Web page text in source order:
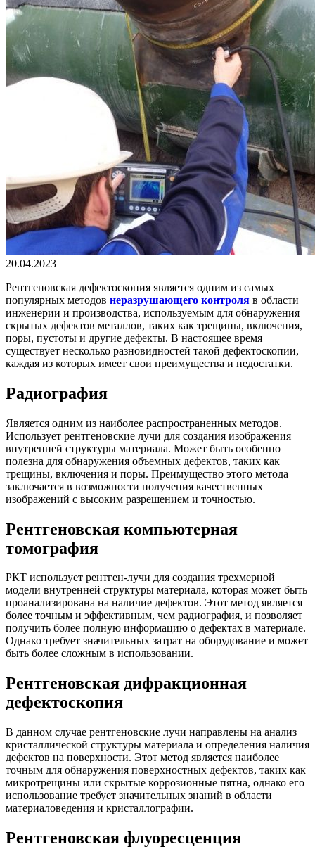
20.04.2023
Рентгеновская дефектоскопия является одним из самых
популярных методов неразрушающего контроля в области
инженерии и производства, используемым для обнаружения
скрытых дефектов металлов, таких как трещины, включения,
поры, пустоты и другие дефекты. В настоящее время
существует несколько разновидностей такой дефектоскопии,
каждая из которых имеет свои преимущества и недостатки.
Радиография
Является одним из наиболее распространенных методов.
Использует рентгеновские лучи для создания изображения
внутренней структуры материала. Может быть особенно
полезна для обнаружения объемных дефектов, таких как
трещины, включения и поры. Преимущество этого метода
заключается в возможности получения качественных
изображений с высоким разрешением и точностью.
Рентгеновская компьютерная
томография
РКТ использует рентген-лучи для создания трехмерной
модели внутренней структуры материала, которая может быть
проанализирована на наличие дефектов. Этот метод является
более точным и эффективным, чем радиография, и позволяет
получить более полную информацию о дефектах в материале.
Однако требует значительных затрат на оборудование и может
быть более сложным в использовании.
Рентгеновская дифракционная
дефектоскопия
В данном случае рентгеновские лучи направлены на анализ
кристаллической структуры материала и определения наличия
дефектов на поверхности. Этот метод является наиболее
точным для обнаружения поверхностных дефектов, таких как
микротрещины или скрытые коррозионные пятна, однако его
использование требует значительных знаний в области
материаловедения и кристаллографии.
Рентгеновская флуоресценция